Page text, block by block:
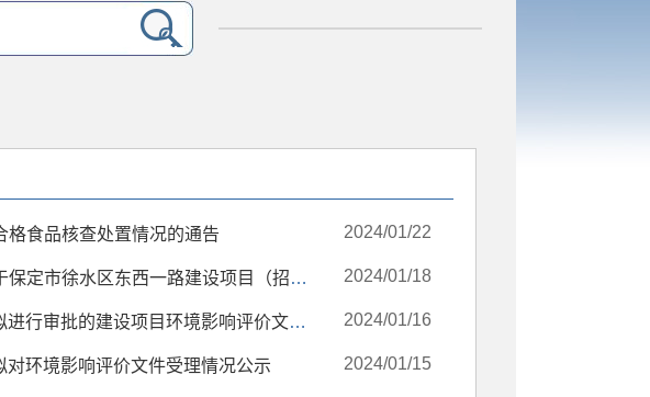
格食品核查处置情况的通告 2024/01/22
保定市徐水区城市管理综合行政执法局关于保定市徐水区东西一路建设项目（招标代理）询价公告 2024/01/18
保定市徐水区行政审批局2024年1月16日拟进行审批的建设项目环境影响评价文件公示 2024/01/16
环境影响评价文件受理情况公示 2024/01/15